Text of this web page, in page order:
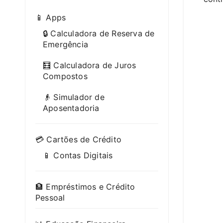
📱 Apps
🔒 Calculadora de Reserva de
Emergência
🧮 Calculadora de Juros
Compostos
👴 Simulador de
Aposentadoria
💳 Cartões de Crédito
📱 Contas Digitais
🏦 Empréstimos e Crédito
Pessoal